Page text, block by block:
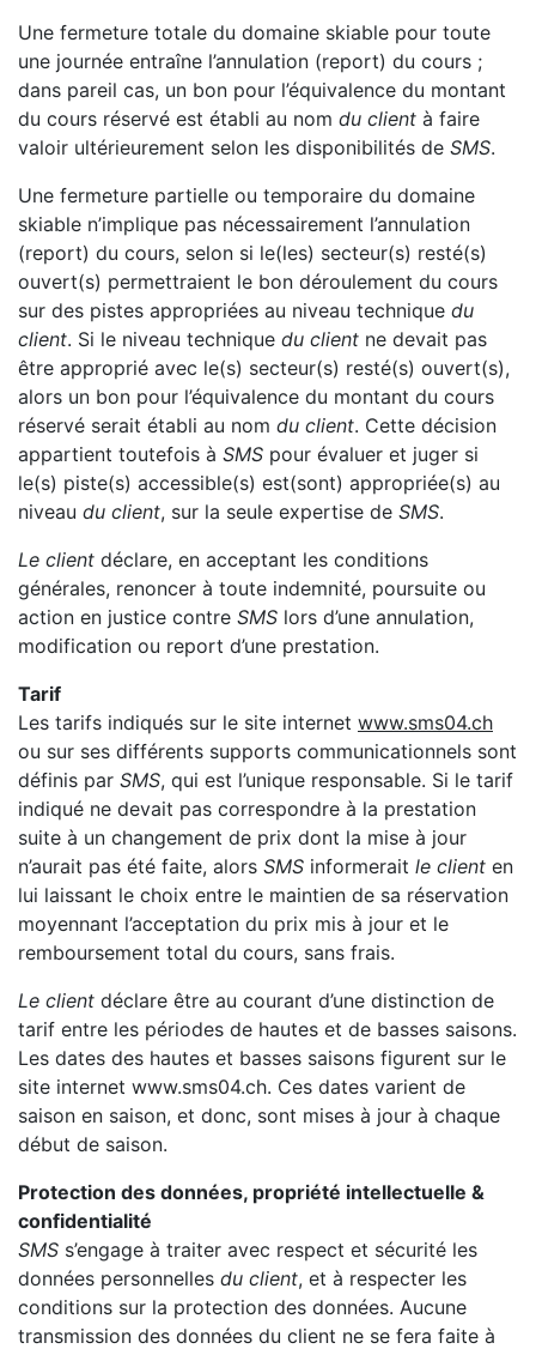
Une fermeture totale du domaine skiable pour toute
une journée entraîne l’annulation (report) du cours ;
dans pareil cas, un bon pour l’équivalence du montant
du cours réservé est établi au nom du client à faire
valoir ultérieurement selon les disponibilités de SMS.
Une fermeture partielle ou temporaire du domaine
skiable n’implique pas nécessairement l’annulation
(report) du cours, selon si le(les) secteur(s) resté(s)
ouvert(s) permettraient le bon déroulement du cours
sur des pistes appropriées au niveau technique du
client. Si le niveau technique du client ne devait pas
être approprié avec le(s) secteur(s) resté(s) ouvert(s),
alors un bon pour l’équivalence du montant du cours
réservé serait établi au nom du client. Cette décision
appartient toutefois à SMS pour évaluer et juger si
le(s) piste(s) accessible(s) est(sont) appropriée(s) au
niveau du client, sur la seule expertise de SMS.
Le client déclare, en acceptant les conditions
générales, renoncer à toute indemnité, poursuite ou
action en justice contre SMS lors d’une annulation,
modification ou report d’une prestation.
Tarif
Les tarifs indiqués sur le site internet www.sms04.ch
ou sur ses différents supports communicationnels sont
définis par SMS, qui est l’unique responsable. Si le tarif
indiqué ne devait pas correspondre à la prestation
suite à un changement de prix dont la mise à jour
n’aurait pas été faite, alors SMS informerait le client en
lui laissant le choix entre le maintien de sa réservation
moyennant l’acceptation du prix mis à jour et le
remboursement total du cours, sans frais.
Le client déclare être au courant d’une distinction de
tarif entre les périodes de hautes et de basses saisons.
Les dates des hautes et basses saisons figurent sur le
site internet www.sms04.ch. Ces dates varient de
saison en saison, et donc, sont mises à jour à chaque
début de saison.
Protection des données, propriété intellectuelle &
confidentialité
SMS s’engage à traiter avec respect et sécurité les
données personnelles du client, et à respecter les
conditions sur la protection des données. Aucune
transmission des données du client ne se fera faite à